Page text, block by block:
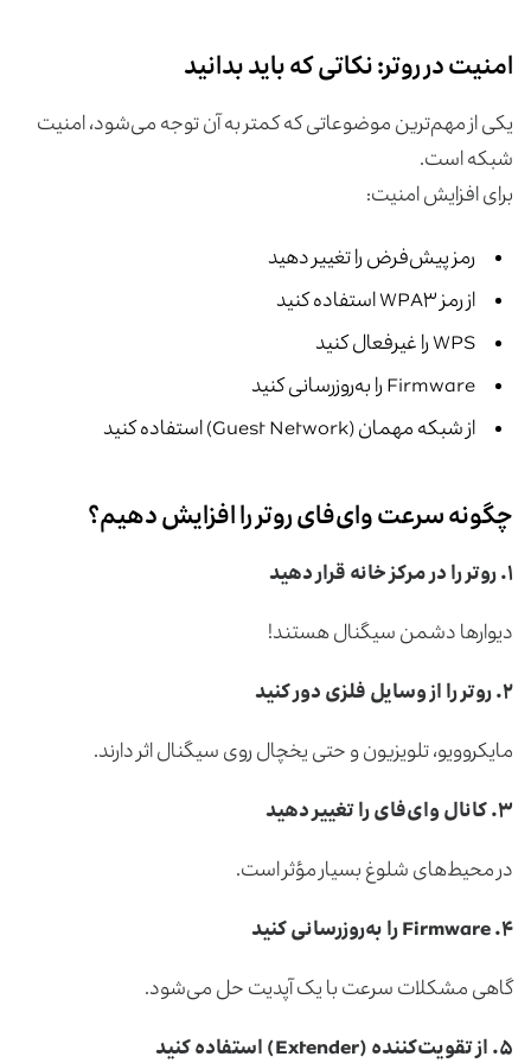
امنیت در روتر: نکاتی که باید بدانید
یکی از مهم‌ترین موضوعاتی که کمتر به آن توجه می‌شود، امنیت
شبکه است.
برای افزایش امنیت:
رمز پیش‌فرض را تغییر دهید
از رمز WPA۳ استفاده کنید
WPS را غیرفعال کنید
Firmware را به‌روزرسانی کنید
از شبکه مهمان (Guest Network) استفاده کنید
چگونه سرعت وای‌فای روتر را افزایش دهیم؟
۱.روتر را در مرکز خانه قرار دهید
دیوارها دشمن سیگنال هستند!
۲.روتر را از وسایل فلزی دور کنید
مایکروویو، تلویزیون و حتی یخچال روی سیگنال اثر دارند.
۳.کانال وای‌فای را تغییر دهید
در محیط‌های شلوغ بسیار مؤثر است.
۴. Firmware
را به‌روزرسانی کنید
گاهی مشکلات سرعت با یک آپدیت حل می‌شود.
۵.از تقویت‌کننده(Extender) استفاده کنید